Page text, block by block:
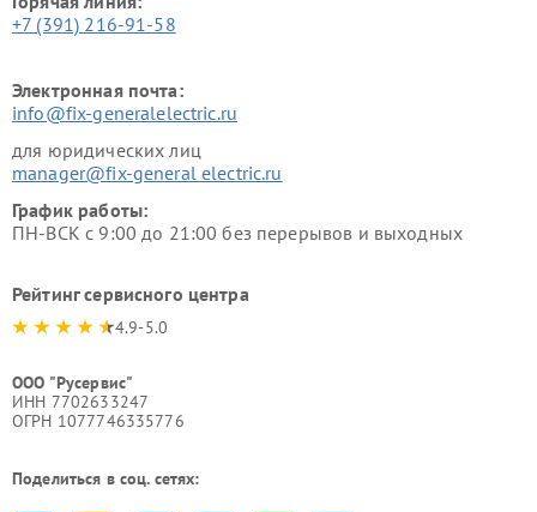
+7 (391) 216-91-58
Электронная почта:
info@fix-generalelectric.ru
для юридических лиц
manager@fix-general electric.ru
График работы:
ПН-ВСК с 9:00 до 21:00 без перерывов и выходных
Рейтинг сервисного центра
4.9-5.0
ООО "Русервис"
ИНН 7702633247
ОГРН 1077746335776
Поделиться в соц. сетях: